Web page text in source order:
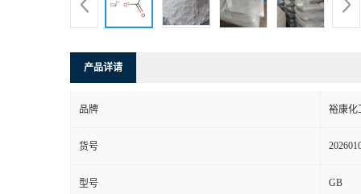
产品详请
品牌 裕康化
货号
型号 GB